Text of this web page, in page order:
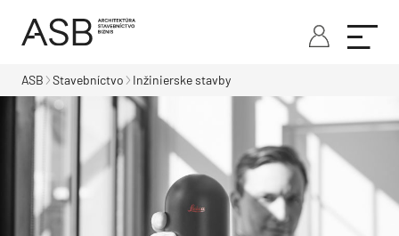
ASB Stavebníctvo Inžinierske stavby